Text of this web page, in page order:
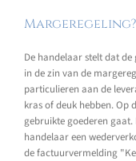
Margeregeling?
De handelaar stelt dat
in de zin van de
particulieren aan de
kras of deuk hebben. Op
gebruikte goederen gaat.
handelaar een
de factuurvermelding